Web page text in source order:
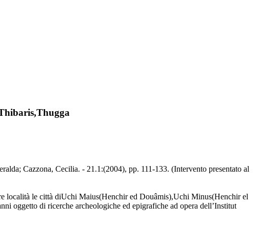
Cazzona, Cecilia. - 21.1:(2004), pp. 111-133. (Intervento presentato al
località le città diUchi Maius(Henchir ed Douâmis),Uchi Minus(Henchir el
oggetto di ricerche archeologiche ed epigrafiche ad opera dell’Institut